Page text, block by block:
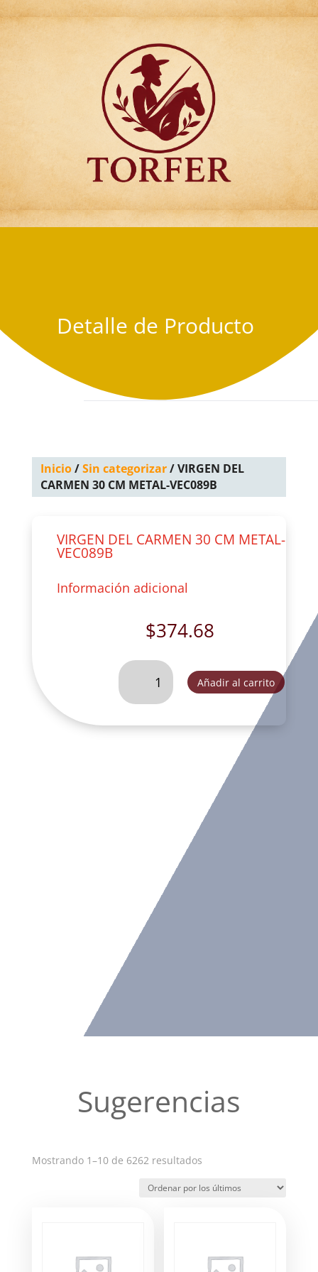
Articulos para
Regalo Torfer.
Detalle de Producto
Inicio/Sin categorizar/ VIRGEN DEL
CARMEN 30 CM METAL-VEC089B
VIRGEN DEL CARMEN 30 CM METAL-
VEC089B
Información adicional
$374.68
VIRGEN
CARMEN
CM
Añadir al carrito
Sugerencias
Mostrando 1–10 de 6262 resultadosOrdenado
los